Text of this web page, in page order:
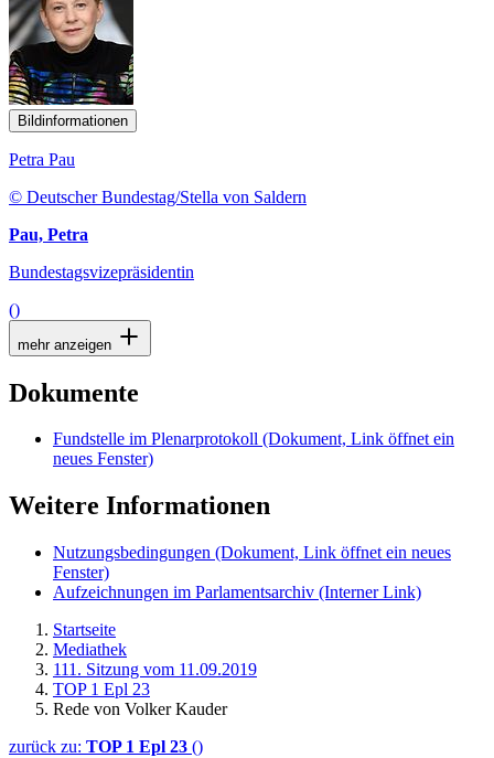
Bildinformationen
Petra Pau
© Deutscher Bundestag/Stella von Saldern
Pau, Petra
Bundestagsvizepräsidentin
()
mehr anzeigen
Dokumente
Fundstelle im Plenarprotokoll (Dokument, Link öffnet ein
neues Fenster)
Weitere Informationen
Nutzungsbedingungen (Dokument, Link öffnet ein neues
Fenster)
Aufzeichnungen im Parlamentsarchiv (Interner Link)
Startseite
Mediathek
111. Sitzung vom 11.09.2019
TOP 1 Epl 23
Rede von Volker Kauder
zurück zu: TOP 1 Epl 23 ()